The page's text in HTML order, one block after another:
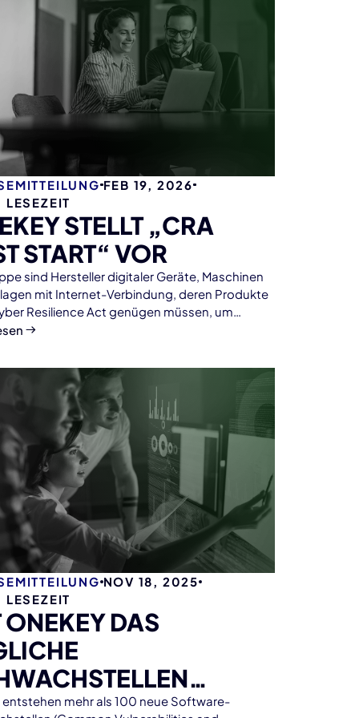
FEB 19, 2026
STELLT „CRA
START“ VOR
sind Hersteller digitaler Geräte, Maschinen
mit Internet-Verbindung, deren Produkte
Resilience Act genügen müssen, um
werden zu dürfen.
NOV 18, 2025
ONEKEY DAS
EINFACH
entstehen mehr als 100 neue Software-